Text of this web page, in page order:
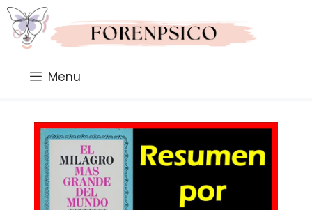
Saltar
al
contenido
Menu